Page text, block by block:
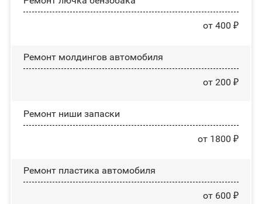
от 400 ₽
Ремонт молдингов автомобиля
от 200 ₽
Ремонт ниши запаски
от 1800 ₽
Ремонт пластика автомобиля
от 600 ₽